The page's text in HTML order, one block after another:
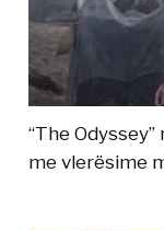
“The
me vlerësime